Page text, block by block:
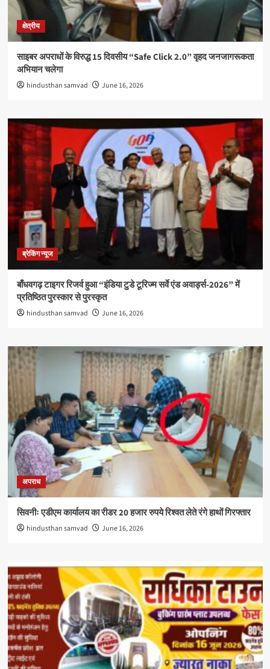
क्षेत्रीय
साइबर अपराधों के विरुद्ध 15 दिवसीय “Safe Click 2.0” वृहद जनजागरूकता
अभियान चलेगा
hindusthan samvad June 16, 2026
ब्रेकिंग न्यूज
बाँधवगढ़ टाइगर रिजर्व हुआ “इंडिया टुडे टूरिज्म सर्वे एंड अवार्ड्स-2026” में
प्रतिष्ठित पुरस्कार से पुरस्कृत
hindusthan samvad June 16, 2026
अपराध
सिवनीः एडीएम कार्यालय का रीडर 20 हजार रुपये रिश्वत लेते रंगे हाथों गिरफ्तार
hindusthan samvad June 16, 2026